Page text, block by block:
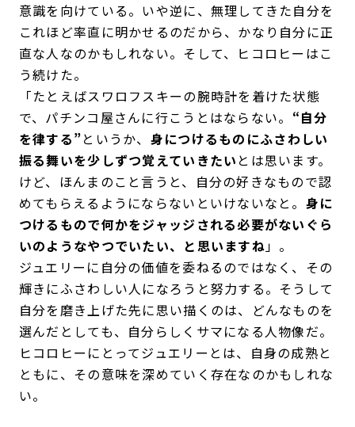
意識を向けている。いや逆に、無理してきた自分を
これほど率直に明かせるのだから、かなり自分に正
直な人なのかもしれない。そして、ヒコロヒーはこ
う続けた。
「たとえばスワロフスキーの腕時計を着けた状態
で、パチンコ屋さんに行こうとはならない。 “自分
を律する”というか、 身につけるものにふさわしい
振る舞いを少しずつ覚えていきたい とは思います。
けど、ほんまのこと言うと、自分の好きなもので認
めてもらえるようにならないといけないなと。 身に
つけるもので何かをジャッジされる必要がないぐら
いのようなやつでいたい、と思いますね」。
ジュエリーに自分の価値を委ねるのではなく、その
輝きにふさわしい人になろうと努力する。そうして
自分を磨き上げた先に思い描くのは、どんなものを
選んだとしても、自分らしくサマになる人物像だ。
ヒコロヒーにとってジュエリーとは、自身の成熟と
ともに、その意味を深めていく存在なのかもしれな
い。